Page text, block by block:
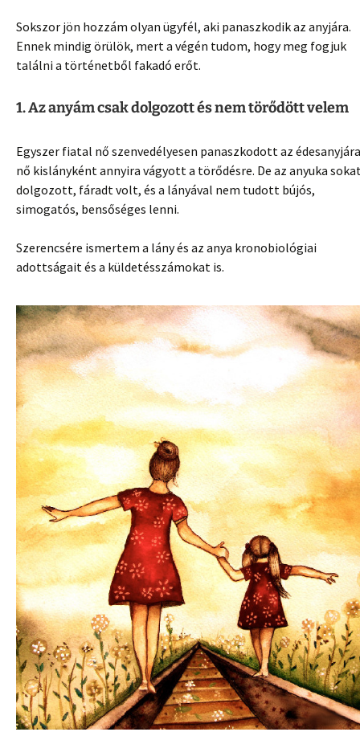
Sokszor jön hozzám olyan ügyfél, aki panaszkodik az anyjára.
Ennek mindig örülök, mert a végén tudom, hogy meg fogjuk
találni a történetből fakadó erőt.
1. Az anyám csak dolgozott és nem törődött velem
Egyszer fiatal nő szenvedélyesen panaszkodott az
nő kislányként annyira vágyott a törődésre. De az anyuka
dolgozott, fáradt volt, és a lányával nem tudott bújós,
simogatós, bensőséges lenni.
Szerencsére ismertem a lány és az anya kronobiológiai
adottságait és a küldetésszámokat is.